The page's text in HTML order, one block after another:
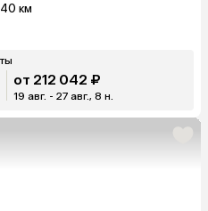
40 км
от 212 042 ₽
19 авг. - 27 авг., 8 н.